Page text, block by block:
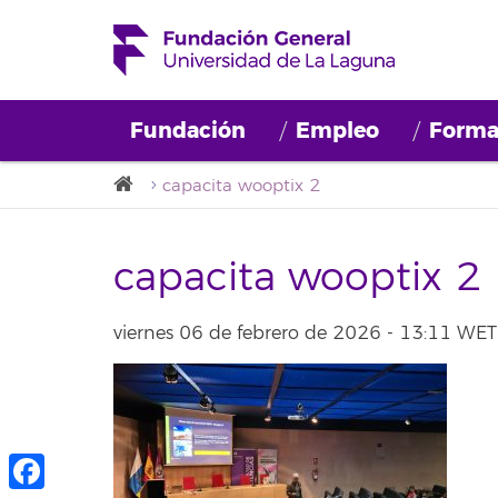
Fundación Empleo
capacita wooptix 2
capacita wooptix 2
viernes 06 de febrero de 2026 - 13:11 WET